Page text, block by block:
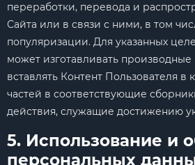
переработки, перевода и
Сайта или в связи с ними, в том
популяризации. Для указанных
может изготавливать
вставлять Контент Пользователя в
частей в соответствующие
действия, служащие достижению
5. Использование и
персональных